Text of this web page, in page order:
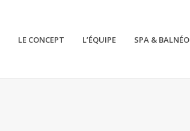
LE CONCEPT L’ÉQUIPE SPA & BALNÉO